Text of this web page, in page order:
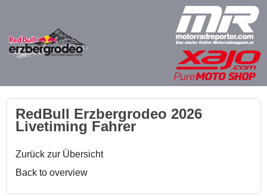
RedBull Erzbergrodeo 2026
Livetiming Fahrer
Zurück zur Übersicht
Back to overview